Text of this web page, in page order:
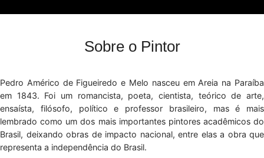
Sobre o Pintor
Pedro Américo de Figueiredo e Melo nasceu em Areia na Paraíba
em 1843. Foi um romancista, poeta, cientista, teórico de arte,
ensaísta, filósofo, político e professor brasileiro, mas é mais
lembrado como um dos mais importantes pintores acadêmicos do
Brasil, deixando obras de impacto nacional, entre elas a obra que
representa a independência do Brasil.